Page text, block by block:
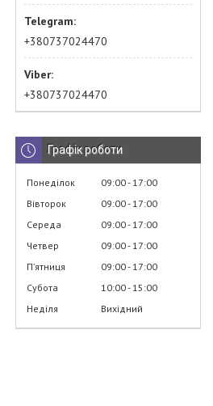
+380737024470
+380737024470
Графік роботи
Понеділок 09:00 17:00
Вівторок
09:00 17:00
Середа
09:00 17:00
Четвер
09:00 17:00
Пʼятниця
09:00 17:00
Субота
10:00 15:00
Неділя
Вихідний